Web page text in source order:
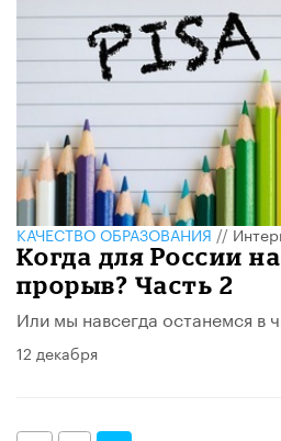
КАЧЕСТВО ОБРАЗОВАНИЯ//
Когда для России
прорыв? Часть 2
Или мы навсегда останемся в
12 декабря